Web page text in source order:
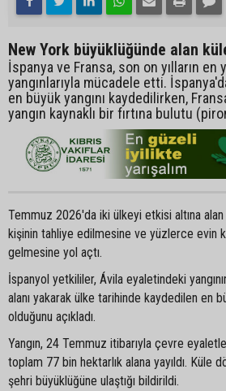
New York büyüklüğünde alan
İspanya ve Fransa, son on yılların en
yangınlarıyla mücadele etti.
en büyük yangını kaydedilirken,
yangın kaynaklı bir fırtına bulutu
Temmuz 2026'da iki ülkeyi etkisi altına alan
kişinin tahliye edilmesine ve yüzlerce evin
gelmesine yol açtı.
İspanyol yetkililer, Ávila eyaletindeki
alanı yakarak ülke tarihinde kaydedilen en
olduğunu açıkladı.
Yangın, 24 Temmuz itibarıyla çevre
toplam 77 bin hektarlık alana yayıldı. Küle
şehri büyüklüğüne ulaştığı bildirildi.